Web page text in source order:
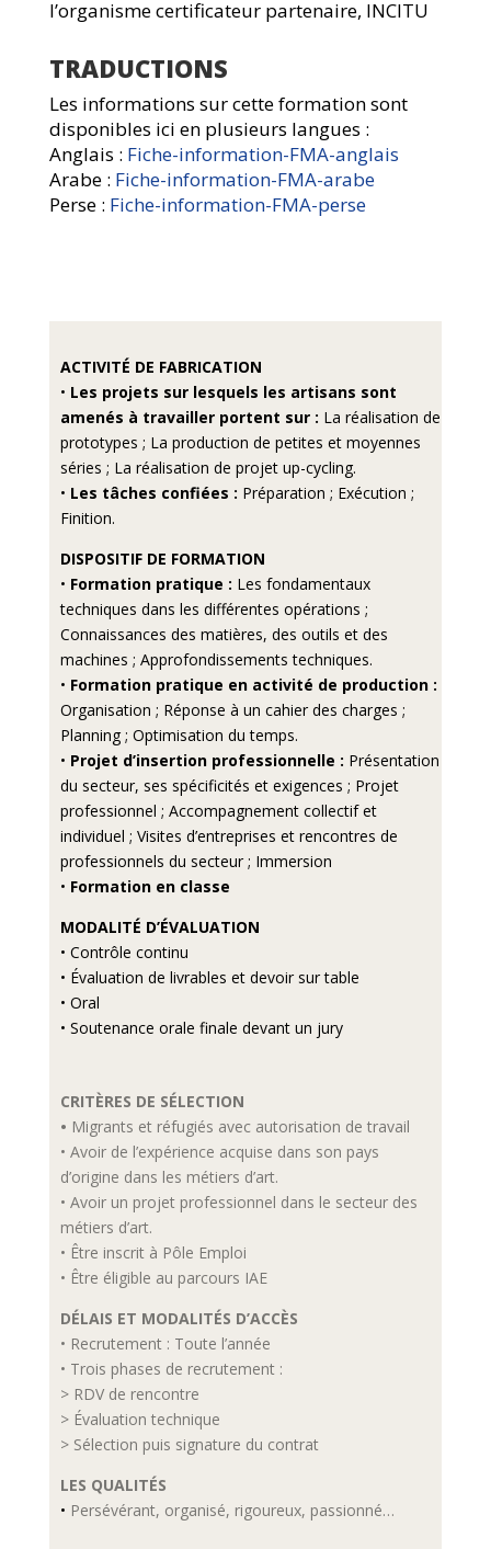
l’organisme certificateur partenaire, INCITU
TRADUCTIONS
Les informations sur cette formation sont
disponibles ici en plusieurs langues :
Anglais : Fiche-information-FMA-anglais
Arabe : Fiche-information-FMA-arabe
Perse : Fiche-information-FMA-perse
ACTIVITÉ DE FABRICATION
• Les projets sur lesquels les artisans sont
amenés à travailler portent sur : La réalisation de
prototypes ; La production de petites et moyennes
séries ; La réalisation de projet up-cycling.
• Les tâches confiées : Préparation ; Exécution ;
Finition.
DISPOSITIF DE FORMATION
• Formation pratique : Les fondamentaux
techniques dans les différentes opérations ;
Connaissances des matières, des outils et des
machines ; Approfondissements techniques.
• Formation pratique en activité de production :
Organisation ; Réponse à un cahier des charges ;
Planning ; Optimisation du temps.
• Projet d’insertion professionnelle : Présentation
du secteur, ses spécificités et exigences ; Projet
professionnel ; Accompagnement collectif et
individuel ; Visites d’entreprises et rencontres de
professionnels du secteur ; Immersion
• Formation en classe
MODALITÉ D’ÉVALUATION
• Contrôle continu
• Évaluation de livrables et devoir sur table
• Oral
• Soutenance orale finale devant un jury
CRITÈRES DE SÉLECTION
• Migrants et réfugiés avec autorisation de travail
• Avoir de l’expérience acquise dans son pays
d’origine dans les métiers d’art.
• Avoir un projet professionnel dans le secteur des
métiers d’art.
• Être inscrit à Pôle Emploi
• Être éligible au parcours IAE
DÉLAIS ET MODALITÉS D’ACCÈS
• Recrutement : Toute l’année
• Trois phases de recrutement :
> RDV de rencontre
> Évaluation technique
> Sélection puis signature du contrat
LES QUALITÉS
• Persévérant, organisé, rigoureux, passionné…